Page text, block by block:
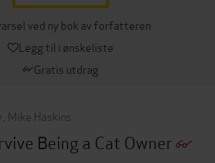
ved ny bok av forfatteren
Legg til i ønskeliste
Gratis utdrag
Mike Haskins
Being a Cat Owner